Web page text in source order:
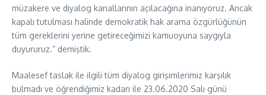
müzakere ve diyalog kanallarının açılacağına inanıyoruz. Ancak
kapalı tutulması halinde demokratik hak arama özgürlüğünün
tüm gereklerini yerine getireceğimizi kamuoyuna saygıyla
duyururuz.” demiştik.
Maalesef taslak ile ilgili tüm diyalog girişimlerimiz karşılık
bulmadı ve öğrendiğimiz kadarı ile 23.06.2020 Salı günü